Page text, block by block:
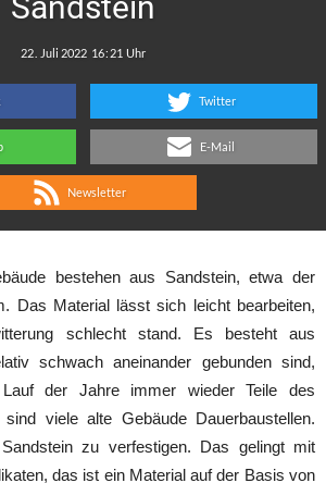
:
Twitter
E-Mail
Newsletter
bestehen aus Sandstein, etwa der
Das Material lässt sich leicht bearbeiten,
schlecht stand. Es besteht aus
schwach aneinander gebunden sind,
der Jahre immer wieder Teile des
viele alte Gebäude Dauerbaustellen.
zu verfestigen. Das gelingt mit
das ist ein Material auf der Basis von